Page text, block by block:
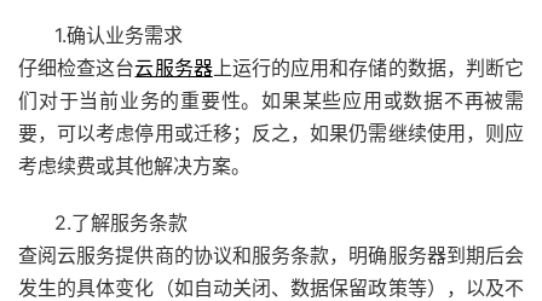
1.确认业务需求
仔细检查这台云服务器上运行的应用和存储的数据，判断它
们对于当前业务的重要性。如果某些应用或数据不再被需
要，可以考虑停用或迁移；反之，如果仍需继续使用，则应
考虑续费或其他解决方案。
2.了解服务条款
查阅云服务提供商的协议和服务条款，明确服务器到期后会
发生的具体变化（如自动关闭、数据保留政策等），以及不